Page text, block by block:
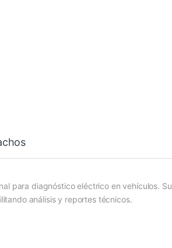
para diagnóstico eléctrico en vehículos. Su
análisis y reportes técnicos.